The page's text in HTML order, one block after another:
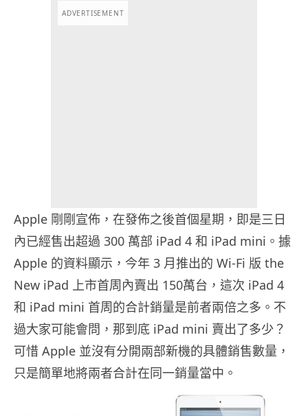
ADVERTISEMENT
Apple 剛剛宣佈，在發佈之後首個星期，即是三日
內已經售出超過 300 萬部 iPad 4 和 iPad mini。據
Apple 的資料顯示，今年 3 月推出的 Wi-Fi 版 the
New iPad 上市首周內賣出 150萬台，這次 iPad 4
和 iPad mini 首周的合計銷量是前者兩倍之多。不
過大家可能會問，那到底 iPad mini 賣出了多少？
可惜 Apple 並沒有分開兩部新機的具體銷售數量，
只是簡單地將兩者合計在同一銷量當中。